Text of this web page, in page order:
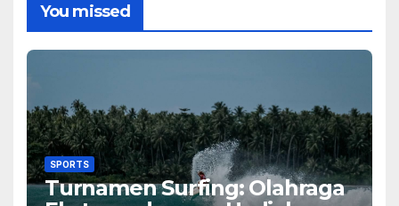
You missed
SPORTS
Turnamen Surfing: Olahraga